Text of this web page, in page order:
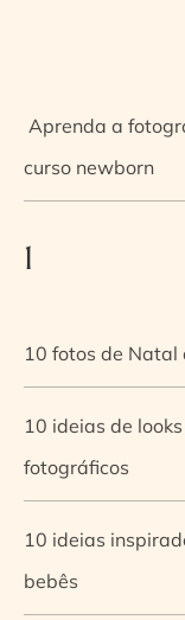
Aprenda a
curso newborn
1
10 fotos de Natal
10 ideias de
fotográficos
10 ideias
bebês